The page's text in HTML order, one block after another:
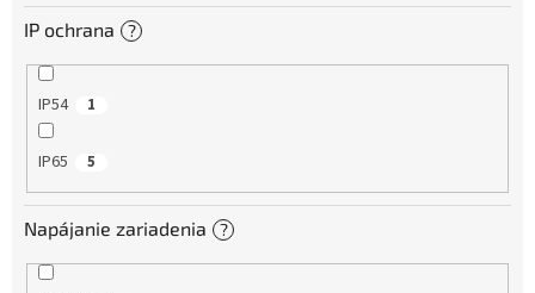
IP ochrana ?
IP54 1
IP65 5
Napájanie zariadenia ?